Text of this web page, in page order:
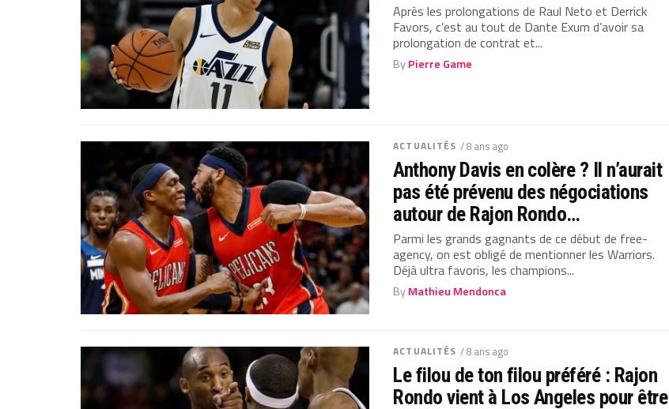
Après les prolongations de Raul Neto et Derrick
Favors, c’est au tout de Dante Exum d’avoir sa
prolongation de contrat et...
ByPierre Game
ACTUALITÉS / 8 ans ago
Anthony Davis en colère ? Il n’aurait
pas été prévenu des négociations
autour de Rajon Rondo…
Parmi les grands gagnants de ce début de free-
agency, on est obligé de mentionner les Warriors.
Déjà ultra favoris, les champions...
ByMathieu Mendonca
ACTUALITÉS / 8 ans ago
Le filou de ton filou préféré : Rajon
Rondo vient à Los Angeles pour être